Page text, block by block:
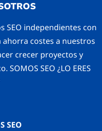
SEO independientes con
ahorra costes a nuestros
crecer proyectos y
SEO ¿LO ERES
SEO